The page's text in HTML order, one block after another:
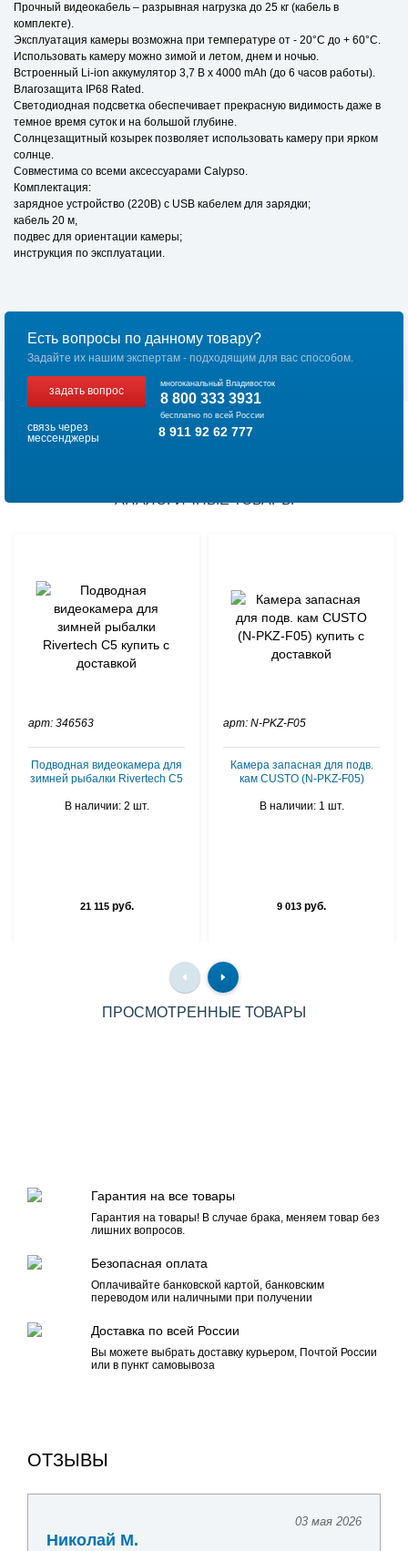
Прочный видеокабель – разрывная нагрузка до 25 кг (кабель в
комплекте).
Эксплуатация камеры возможна при температуре от - 20°C до + 60°C.
Использовать камеру можно зимой и летом, днем и ночью.
Встроенный Li-ion аккумулятор 3,7 В х 4000 mAh (до 6 часов работы).
Влагозащита IP68 Rated.
Светодиодная подсветка обеспечивает прекрасную видимость даже в
темное время суток и на большой глубине.
Солнцезащитный козырек позволяет использовать камеру при ярком
солнце.
Совместима со всеми аксессуарами Calypso.
Комплектация:
зарядное устройство (220В) с USB кабелем для зарядки;
кабель 20 м,
подвес для ориентации камеры;
инструкция по эксплуатации.
Есть вопросы по данному товару?
Задайте их нашим экспертам - подходящим для вас способом.
задать вопрос
многоканальный Владивосток
8 800 333 3931
бесплатно по всей России
связь через
мессенджеры
8 911 92 62 777
АНАЛОГИЧНЫЕ ТОВАРЫ
арт: 346563
Подводная видеокамера для
зимней рыбалки Rivertech C5
В наличии: 2 шт.
21 115руб.
арт: N-PKZ-F05
Камера запасная для подв.
кам CUSTO (N-PKZ-F05)
В наличии: 1 шт.
9 013 руб.
ПРОСМОТРЕННЫЕ ТОВАРЫ
Гарантия на все товары
Гарантия на товары! В случае брака, меняем товар без
лишних вопросов.
Безопасная оплата
Оплачивайте банковской картой, банковским
переводом или наличными при получении
Доставка по всей России
Вы можете выбрать доставку курьером, Почтой России
или в пункт самовывоза
ОТЗЫВЫ
03 мая 2026
Николай М.